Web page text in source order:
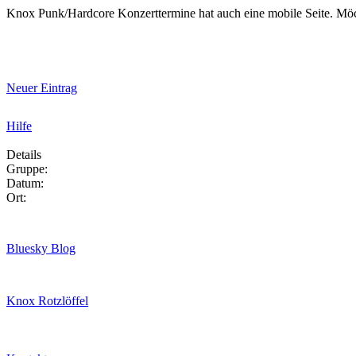
Knox Punk/Hardcore Konzerttermine hat auch eine mobile Seite.
Neuer Eintrag
Hilfe
Details
Gruppe:
Datum:
Ort:
Bluesky Blog
Knox Rotzlöffel